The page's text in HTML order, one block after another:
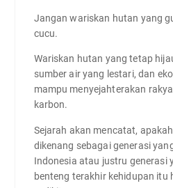
Jangan wariskan hutan yang
cucu.
Wariskan hutan yang tetap
sumber air yang lestari, dan
mampu menyejahterakan
karbon.
Sejarah akan mencatat,
dikenang sebagai generasi
Indonesia atau justru generasi
benteng terakhir kehidupan itu